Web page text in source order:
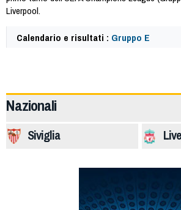
Liverpool.
Calendario e risultati : Gruppo E
Nazionali
Siviglia